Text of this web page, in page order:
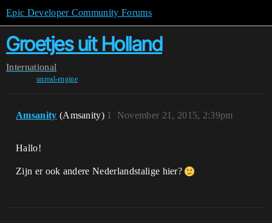
Epic Developer Community Forums
Groetjes uit Holland
International
unreal-engine
Amsanity (Amsanity) November 21, 2015, 2:39pm
1
Hallo!
Zijn er ook andere Nederlandstalige hier?